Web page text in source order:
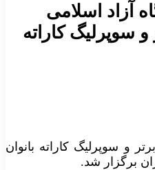
آزاد اسلامی
سوپرلیگ کاراته
و سوپرلیگ کاراته بانوان